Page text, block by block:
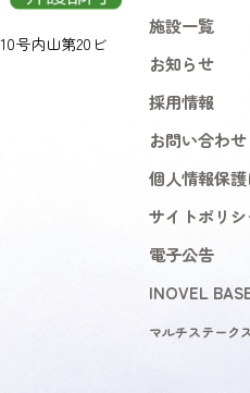
号内山第20ビ
施設一覧
お知らせ
採用情報
お問い合わせ
個人情報保
サイトポリシ
電子公告
INOVEL
マルチステーク